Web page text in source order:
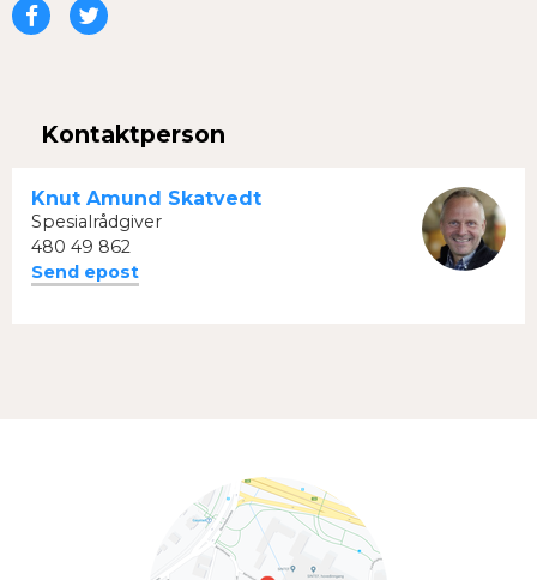
Del Del
Kontaktperson
Knut Amund Skatvedt
Spesialrådgiver
480 49 862
Send epost